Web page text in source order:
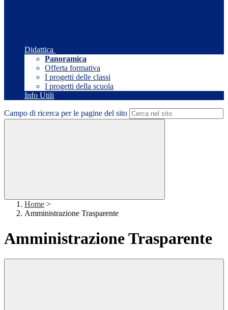
Didattica
Panoramica
Offerta formativa
I progetti delle classi
I progetti della scuola
Info Utili
Campo di ricerca per le pagine del sito
Home >
Amministrazione Trasparente
Amministrazione Trasparente